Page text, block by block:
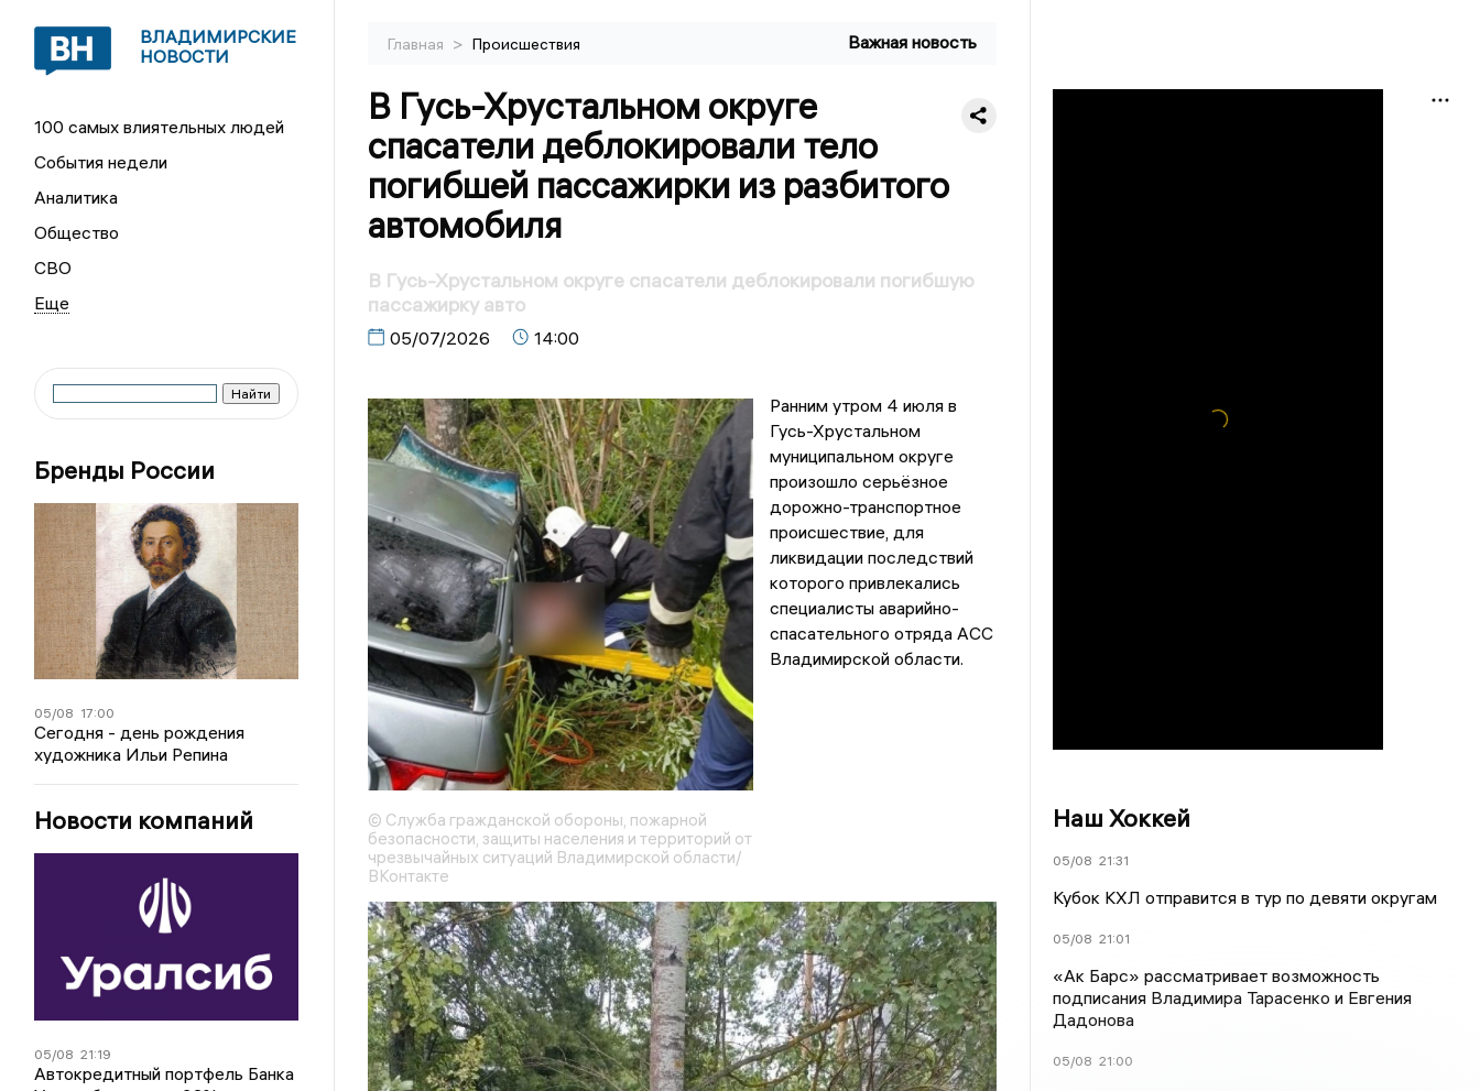
ВЛАДИМИРСКИЕ
НОВОСТИ
100 самых влиятельных людей
События недели
Аналитика
Общество
СВО
Бренды России
05/08 17:00
Сегодня - день рождения
художника Ильи Репина
Новости компаний
05/08 21:19
Автокредитный портфель Банка
Главная > Происшествия Важная новость
В Гусь-Хрустальном округе
спасатели деблокировали тело
погибшей пассажирки из разбитого
автомобиля
В Гусь-Хрустальном округе спасатели деблокировали погибшую
пассажирку авто
05/07/2026 14:00
© Служба гражданской обороны, пожарной
безопасности, защиты населения и территорий от
чрезвычайных ситуаций Владимирской области/
ВКонтакте
Ранним утром 4 июля в
Гусь-Хрустальном
муниципальном округе
произошло серьёзное
дорожно-транспортное
происшествие, для
ликвидации последствий
которого привлекались
специалисты аварийно-
спасательного отряда АСС
Владимирской области.
Наш Хоккей
05/08 21:31
Кубок КХЛ отправится в тур по девяти округам
05/08 21:01
«Ак Барс» рассматривает возможность
подписания Владимира Тарасенко и Евгения
Дадонова
05/08 21:00